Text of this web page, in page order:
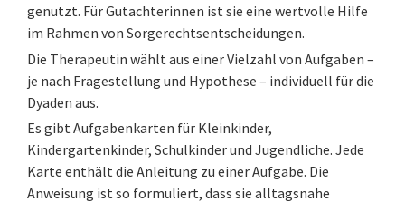
genutzt. Für Gutachterinnen ist sie eine wertvolle Hilfe
im Rahmen von Sorgerechtsentscheidungen.
Die Therapeutin wählt aus einer Vielzahl von Aufgaben –
je nach Fragestellung und Hypothese – individuell für die
Dyaden aus.
Es gibt Aufgabenkarten für Kleinkinder,
Kindergartenkinder, Schulkinder und Jugendliche. Jede
Karte enthält die Anleitung zu einer Aufgabe. Die
Anweisung ist so formuliert, dass sie alltagsnahe